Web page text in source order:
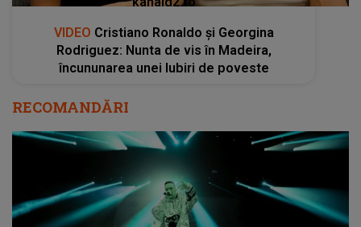
Trupa Die Antwoord revine în România! Pe ce
dată va concerta la București?